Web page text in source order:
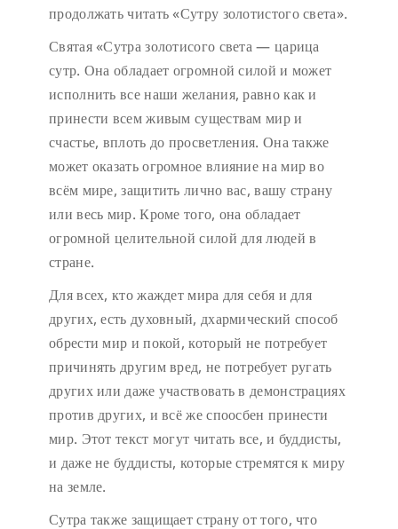
продолжать читать «Сутру золотистого света».
Святая «Сутра золотисого света — царица
сутр. Она обладает огромной силой и может
исполнить все наши желания, равно как и
принести всем живым существам мир и
счастье, вплоть до просветления. Она также
может оказать огромное влияние на мир во
всём мире, защитить лично вас, вашу страну
или весь мир. Кроме того, она обладает
огромной целительной силой для людей в
стране.
Для всех, кто жаждет мира для себя и для
других, есть духовный, дхармический способ
обрести мир и покой, который не потребует
причинять другим вред, не потребует ругать
других или даже участвовать в демонстрациях
против других, и всё же споосбен принести
мир. Этот текст могут читать все, и буддисты,
и даже не буддисты, которые стремятся к миру
на земле.
Сутра также защищает страну от того, что